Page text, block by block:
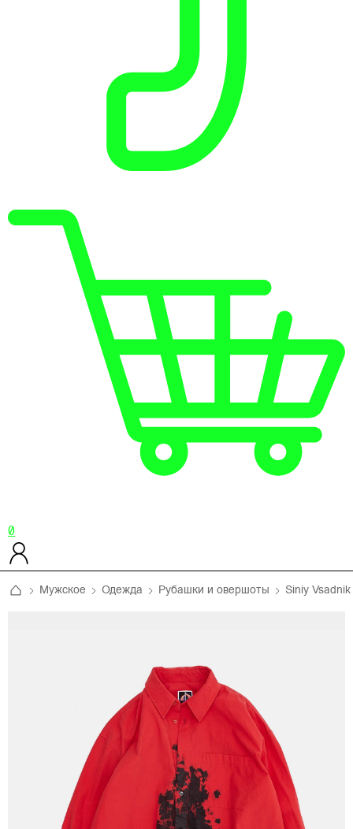
0
Мужское Одежда Рубашки и овершоты Siniy Vsadnik